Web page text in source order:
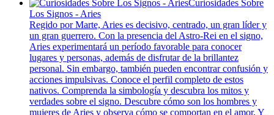
Curiosidades Sobre
Los Signos - Aries
Regido por Marte, Aries es decisivo, centrado, un gran líder y
un gran guerrero. Con la presencia del Astro-Rei en el signo,
Aries experimentará un período favorable para conocer
lugares y personas, además de disfrutar de la brillantez
personal. Sin embargo, también pueden encontrar confusión y
acciones impulsivas. Conoce el perfil completo de estos
nativos. Comprenda la simbología y descubra los mitos y
verdades sobre el signo. Descubre cómo son los hombres y
mujeres de Aries y observa cómo se comportan en el amor. Y